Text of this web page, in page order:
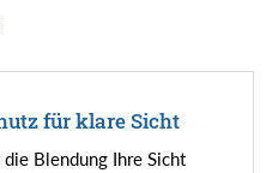
für klare Sicht
Blendung Ihre Sicht